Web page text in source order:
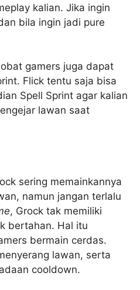
kalian. Jika ingin
bila ingin jadi pure
gamers juga dapat
Flick tentu saja bisa
Spell Sprint agar kalian
lawan saat
sering memainkannya
namun jangan terlalu
, Grock tak memiliki
bertahan. Hal itu
bermain cerdas.
lawan, serta
cooldown.